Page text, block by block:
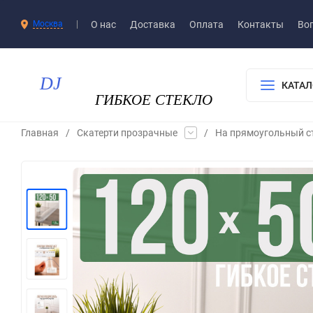
Москва О нас Доставка​ Оплата Контакты
Главная / Скатерти прозрачные / На прямоугольный